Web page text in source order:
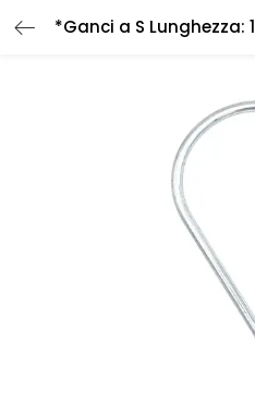
*Ganci a S Lunghezza:
LOGIN
Enter your username and
Login
Lost